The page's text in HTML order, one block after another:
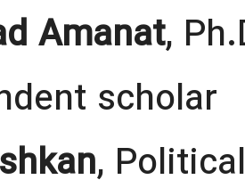
Amanat,
scholar
,